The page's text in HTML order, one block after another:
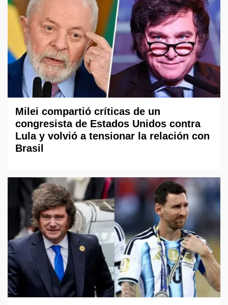
Milei compartió críticas de un
congresista de Estados Unidos contra
Lula y volvió a tensionar la relación con
Brasil